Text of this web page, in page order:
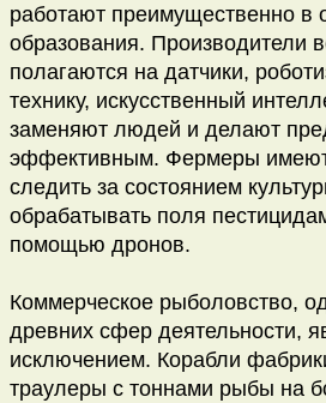
работают преимущественно в
образования. Производители
полагаются на датчики,
технику, искусственный
заменяют людей и делают
эффективным. Фермеры
следить за состоянием
обрабатывать поля
помощью дронов.
Коммерческое рыболовство,
древних сфер деятельности,
исключением. Корабли
траулеры с тоннами рыбы на